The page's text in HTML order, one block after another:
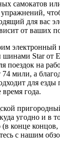
самокатов
для вас
от ваших
электронный
Star от
поездок на
74 мили, а
для езды
года.
угодно и в
(в конце
с нашим